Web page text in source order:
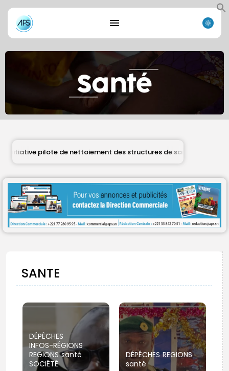
Search
for:
Search
Button
pilote de nettoiement des structures de santé
SANTE
DÉPÊCHES
INFOS-RÉGIONS
REGIONS santé
SOCIÉTÉ
DÉPÊCHES REGIONS
santé